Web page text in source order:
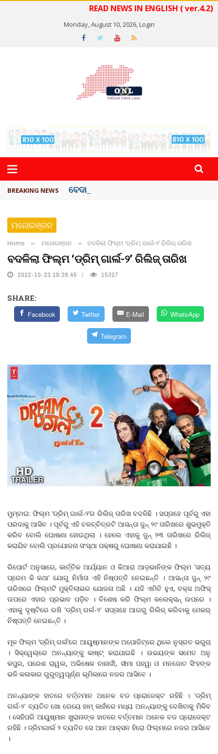
READ NEWS IN ENGLISH ( ver.4.2)
Monday, August 10, 2026,Login
BREAKING NEWS ବେଦାନ୍ତ ଆଲୁମିନିୟର ପ୍ରକଳ୍ପ ସଙ୍ଗମ ...
ମନୋରଞ୍ଜନ
Home ›› ମନୋରଞ୍ଜନ ›› ବଦଳିଲା ଫିଲ୍ମ ‘ଡ୍ରିମ୍ ଗାର୍ଲ-୨’ ରିଲିଜ୍ ତାରିଖ
ବଦଳିଲା ଫିଲ୍ମ ‘ଡ୍ରିମ୍ ଗାର୍ଲ-୨’ ରିଲିଜ୍ ତାରିଖ
2022-10-23 19:26:45 15327
SHARE:
Facebook Twitter E-Mail WhatsApp
Telegram
ମୁମ୍ବାଇ: ଫିଲ୍ମ ‘ଡ୍ରିମ୍ ଗାର୍ଲ-୨’ର ରିଲିଜ୍ ତାରିଖ ବଦଳିଛି । ସପ୍ତାହେ ପୂର୍ବରୁ ଏହା
ପରଦାକୁ ଆସିବ । ପୂର୍ବରୁ ଏହି ଚଳଚ୍ଚିତ୍ରଟି ଆସନ୍ତା ଜୁନ୍ ୨୯ ତାରିଖରେ ଶୁଭମୁକ୍ତି
କରିବ ବୋଲି ଘୋଷଣା ହୋଇଥିଲା । ହେଲେ ଏହାକୁ ଜୁନ୍ ୨୩ ତାରିଖରେ ରିଲିଜ୍
କରାଯିବ ବୋଲି ପ୍ରଯୋଜନା ସଂସ୍ଥା ପକ୍ଷରୁ ଘୋଷଣା କରାଯାଇଛି ।
ରିପୋର୍ଟ ଅନୁସାରେ, କାର୍ତ୍ତିକ ଆର୍ଯ୍ୟାନ ଓ କିଆରା ଆଡ଼ଭାନିଙ୍କ ଫିଲ୍ମ 'ସତ୍ୟ
ପ୍ରେମ କି କଥା' ଯୋଗୁ ନିର୍ମାତା ଏହି ନିଷ୍ପତ୍ତି ନେଇଛନ୍ତି । ଆସନ୍ତା ଜୁନ୍‌ ୨୯
ତାରିଖରେ ଫିଲ୍ମଟି ମୁକ୍ତିଲାଭର ଯୋଜନା ଅଛି । ଯଦି ଏମିତି ହୁଏ, ବକ୍ସ ଅଫିସ୍‌
ଉପରେ ଏହାର ପ୍ରଭାବ ପଡ଼ିବ । ବିଶେଷ କରି ଫିଲ୍ମ କଲେକ୍ସନ୍‌ ଉପରେ ।
ଏହାକୁ ଦୃଷ୍ଟିରେ ରଖି 'ଡ୍ରିମ୍‌ ଗର୍ଲ-୨' ସପ୍ତାହେ ଆଗରୁ ରିଲିଜ୍‌ କରିବାକୁ ମେକର୍‌
ନିଷ୍ପତ୍ତି ନେଇଛନ୍ତି ।
ମୂଳ ଫିଲ୍ମ ‘ଡ୍ରିମ୍‌ ଗର୍ଲ’ରେ ଆୟୁଷ୍ମାନଙ୍କ ଅପୋଜିଟ୍‌ରେ ଥିଲେ ନୁସ୍‌ରତ ଭରୁଚା
। ସିକ୍ୱେଲ୍‌ରେ ଅନନ୍ୟାଙ୍କୁ କାଷ୍ଟ୍‌ କରାଯାଇଛି । ଉଭୟଙ୍କ ସମେତ ଅନୁ
କପୁର, ପରେଶ ରାୱଲ, ଅଭିଷେକ ବାନାର୍ଜୀ, ସୀମା ପହୱା ଓ ମନଜୋତ ସିଂହଙ୍କ
ଭଳି କଳାକାର ଗୁରୁତ୍ୱପୂର୍ଣ୍ଣ ଭୂମିକାରେ ନଜର ଆସିବେ ।
ଅନନ୍ୟାଙ୍କ ହାତରେ ବର୍ତ୍ତମାନ ଅନେକ ବଡ ପ୍ରୋଜେକ୍ଟ ରହିଛି । 'ଡ୍ରିମ୍‌
ଗର୍ଲ-୨' ବ୍ୟତିତ ଖୋ ଗେୟେ ହାମ୍ କାହାଁରେ ମଧ୍ୟ ଅନନ୍ୟାଙ୍କୁ ଦେଖିବାକୁ ମିଳିବ
। ସେହିପରି ଆୟୁଷ୍ମାନ ଖୁରାନାଙ୍କ ହାତରେ ବର୍ତ୍ତମାନ ଅନେକ ବଡ ପ୍ରୋଜେକ୍ଟ
ରହିଛି । ଡ୍ରିମଗାର୍ଲ ୨ ବ୍ୟତିତ ସେ ଆନ ଆକ୍ସନ ହିରୋ ଫିଲ୍ମରେ ନଜର ଆସିବେ
।